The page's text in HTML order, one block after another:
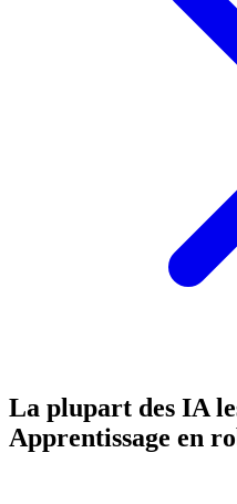
La plupart des IA
Apprentissage en